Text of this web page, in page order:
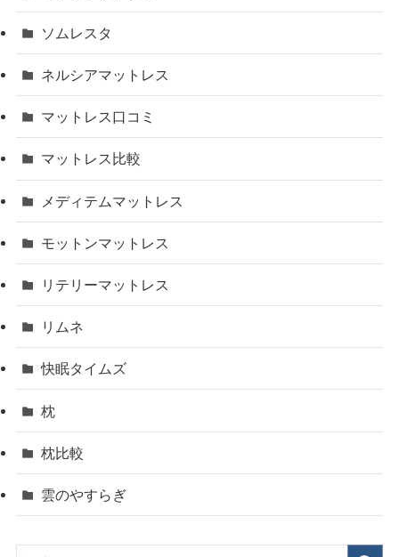
ソムレスタ
ネルシアマットレス
マットレス口コミ
マットレス比較
メディテムマットレス
モットンマットレス
リテリーマットレス
リムネ
快眠タイムズ
枕
枕比較
雲のやすらぎ